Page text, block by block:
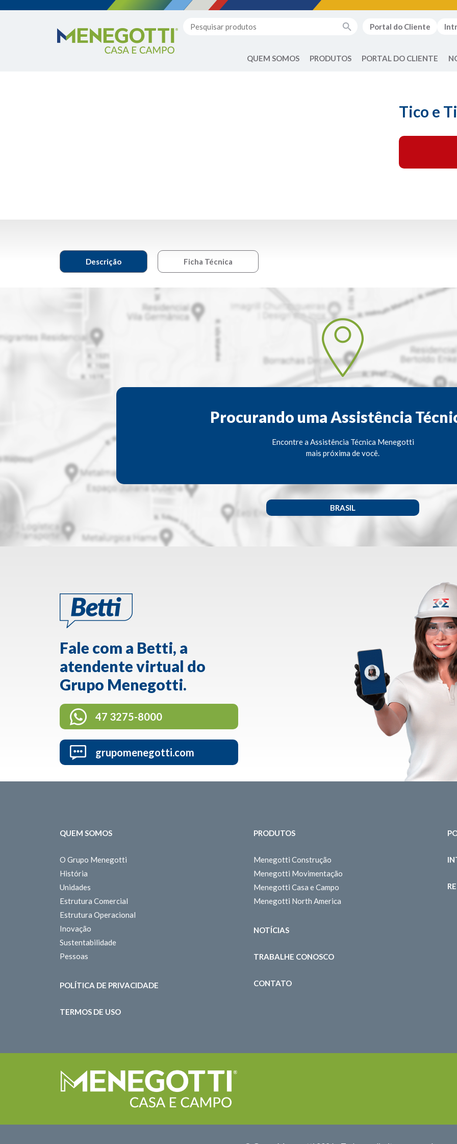
Portal do Cliente
QUEM SOMOS PRODUTOS PORTAL DO CLIENTE
Tico e
Descrição Ficha Técnica
Procurando uma Assistência
Encontre a Assistência Técnica Menegotti
mais próxima de você.
BRASIL
Fale com a Betti, a
atendente virtual do
Grupo Menegotti.
47 3275-8000
grupomenegotti.com
QUEM SOMOS
O Grupo Menegotti
História
Unidades
Estrutura Comercial
Estrutura Operacional
Inovação
Sustentabilidade
Pessoas
POLÍTICA DE PRIVACIDADE
TERMOS DE USO
PRODUTOS
Menegotti Construção
Menegotti Movimentação
Menegotti Casa e Campo
Menegotti North America
NOTÍCIAS
TRABALHE CONOSCO
CONTATO